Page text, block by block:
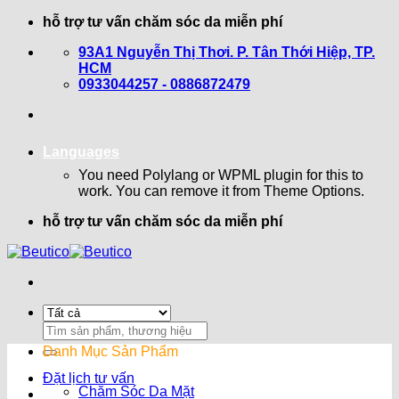
hỗ trợ tư vấn chăm sóc da miễn phí
93A1 Nguyễn Thị Thơi. P. Tân Thới Hiệp, TP.
HCM
0933044257 - 0886872479
Languages
You need Polylang or WPML plugin for this to
work. You can remove it from Theme Options.
hỗ trợ tư vấn chăm sóc da miễn phí
Search
for:
Đặt lịch tư vấn
Danh Mục Sản Phẩm
Chăm Sóc Da Mặt